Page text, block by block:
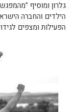
גלרון ומוסיף
הילדים והחברה
הפעילות ומצפים